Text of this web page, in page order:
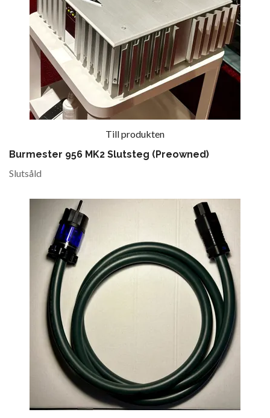
Till produkten
Burmester 956 MK2 Slutsteg (Preowned)
Slutsåld